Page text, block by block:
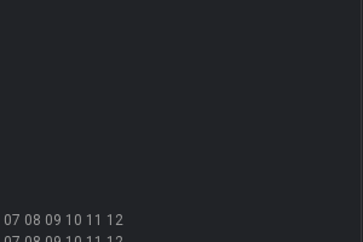
07 08 09 10 11 12